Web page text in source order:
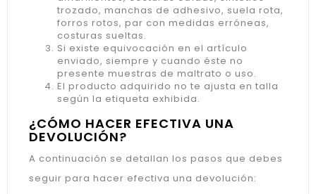
trozado, manchas de adhesivo, suela rota,
forros rotos, par con medidas erróneas,
costuras sueltas.
Si existe equivocación en el artículo
enviado, siempre y cuando éste no
presente muestras de maltrato o uso.
El producto adquirido no te ajusta en talla
según la etiqueta exhibida.
¿CÓMO HACER EFECTIVA UNA
DEVOLUCIÓN?
A continuación se detallan los pasos que debes
seguir para hacer efectiva una devolución: